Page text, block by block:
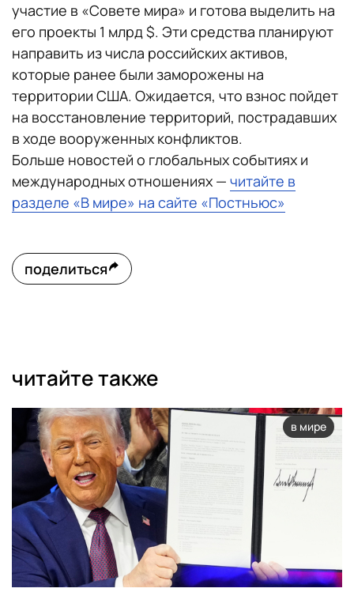
участие в «Совете мира» и готова выделить на
его проекты 1 млрд $. Эти средства планируют
направить из числа российских активов,
которые ранее были заморожены на
территории США. Ожидается, что взнос пойдет
на восстановление территорий, пострадавших
в ходе вооруженных конфликтов.
Больше новостей о глобальных событиях и
международных отношениях — читайте в
разделе «В мире» на сайте «Постньюс»
поделиться
читайте также
в мире